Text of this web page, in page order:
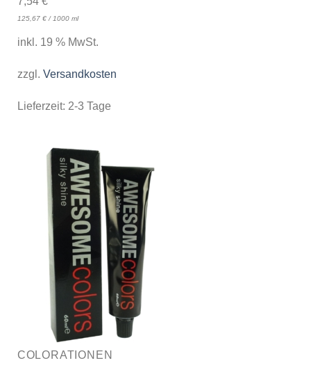
125,67 €/ 1000 ml
inkl. 19 % MwSt.
zzgl. Versandkosten
Lieferzeit: 2-3 Tage
COLORATIONEN